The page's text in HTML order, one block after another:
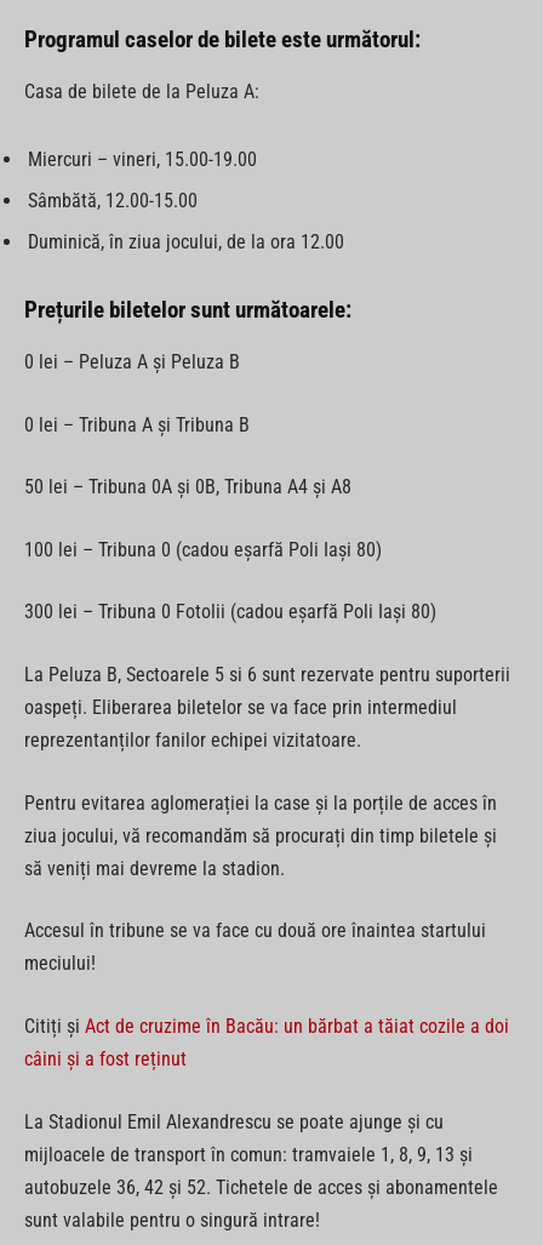
Programul caselor de bilete este următorul:
Casa de bilete de la Peluza A:
Miercuri – vineri, 15.00-19.00
Sâmbătă, 12.00-15.00
Duminică, în ziua jocului, de la ora 12.00
Prețurile biletelor sunt următoarele:
0 lei – Peluza A și Peluza B
0 lei – Tribuna A și Tribuna B
50 lei – Tribuna 0A și 0B, Tribuna A4 și A8
100 lei – Tribuna 0 (cadou eșarfă Poli Iași 80)
300 lei – Tribuna 0 Fotolii (cadou eșarfă Poli Iași 80)
La Peluza B, Sectoarele 5 si 6 sunt rezervate pentru suporterii
oaspeți. Eliberarea biletelor se va face prin intermediul
reprezentanților fanilor echipei vizitatoare.
Pentru evitarea aglomerației la case și la porțile de acces în
ziua jocului, vă recomandăm să procurați din timp biletele și
să veniți mai devreme la stadion.
Accesul în tribune se va face cu două ore înaintea startului
meciului!
Citiți și Act de cruzime în Bacău: un bărbat a tăiat cozile a doi
câini și a fost reținut
La Stadionul Emil Alexandrescu se poate ajunge și cu
mijloacele de transport în comun: tramvaiele 1, 8, 9, 13 și
autobuzele 36, 42 și 52. Tichetele de acces și abonamentele
sunt valabile pentru o singură intrare!